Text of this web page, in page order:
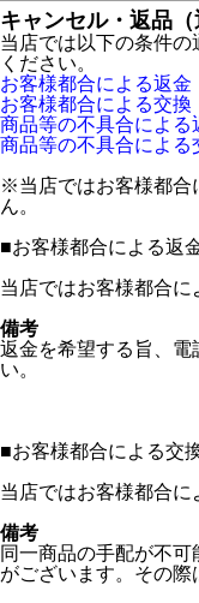
キャンセル・返品
当店では以下の条件
ください。
お客様都合による返金
お客様都合による交換
商品等の不具合による
商品等の不具合による
※当店ではお客様都合
ん。
■お客様都合による返
当店ではお客様都合に
備考
返金を希望する旨、電
い。
■お客様都合による交
当店ではお客様都合に
備考
同一商品の手配が不
がございます。その際